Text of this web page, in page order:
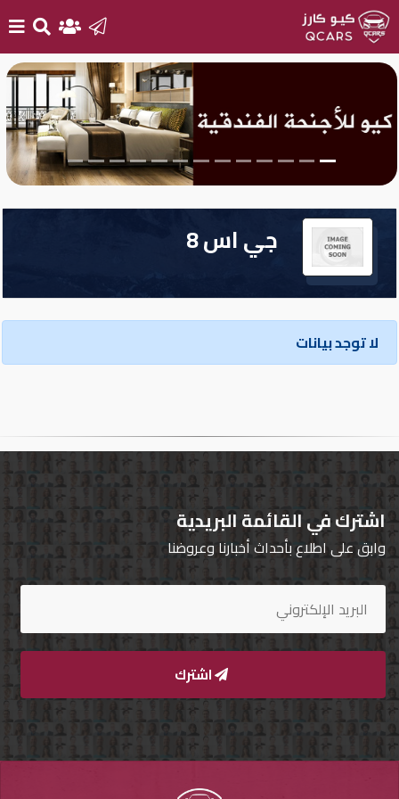
بيع
سيارتك
أحدث
السيارات
سيارات
جديدة
سيارات
تسجيل
الدخول
English
مستثمري
السيارات
الماركات
مطلوب
جي اس 8
لا توجد بيانات
اشترك في القائمة البريدية
وابق على اطلاع بأحداث أخبارنا وعروضنا
اشترك